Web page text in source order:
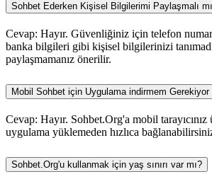
Sohbet Ederken Kişisel Bilgilerimi Paylaşmalı
Cevap: Hayır. Güvenliğiniz için telefon
banka bilgileri gibi kişisel bilgilerinizi
paylaşmamanız önerilir.
Mobil Sohbet için Uygulama indirmem Gerekiyor
Cevap: Hayır. Sohbet.Org'a mobil
uygulama yüklemeden hızlıca
Sohbet.Org'u kullanmak için yaş sınırı var mı?